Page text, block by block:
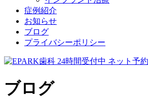
症例紹介
お知らせ
ブログ
プライバシーポリシー
ブログ